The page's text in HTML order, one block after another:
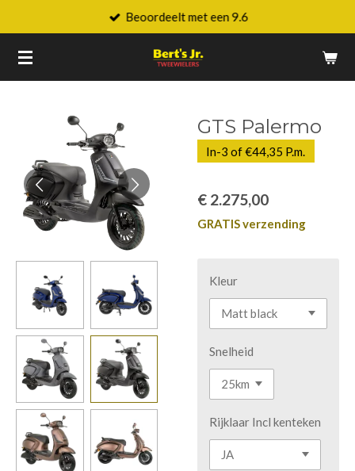
naar
de
Beoordeelt met een 9.6
GTS Palermo
In-3 of €44,35 P.m.
€ 2.275,00
GRATIS verzending
Kleur
Snelheid
Rijklaar Incl kenteken